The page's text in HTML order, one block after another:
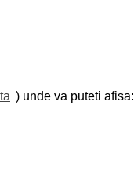
) unde va puteti afisa: